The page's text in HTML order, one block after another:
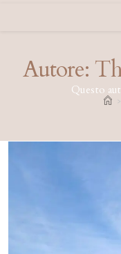
Autore:
Questo
>